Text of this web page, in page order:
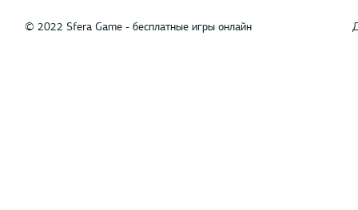
© 2022 Sfera Game - бесплатные игры онлайн